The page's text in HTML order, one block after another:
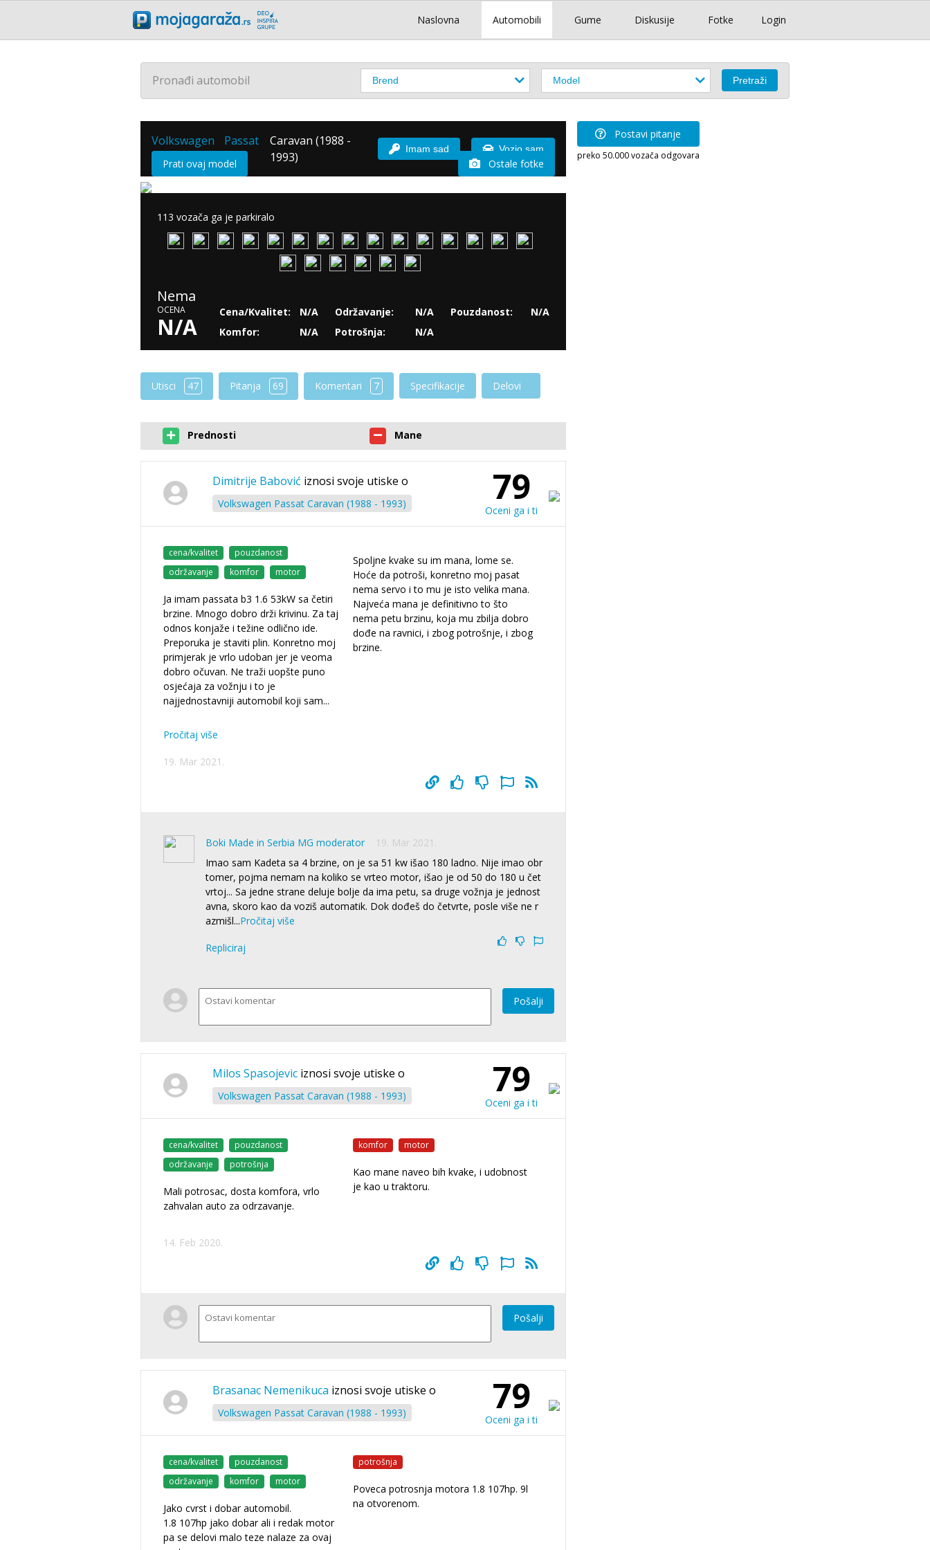
Login
Naslovna Automobili Gume Diskusije Fotke
Pronađi automobil
Volkswagen
Passat
/
Caravan (1988 -
1993)
Imam sad Vozio sam
Prati ovaj model Ostale fotke
113 vozača ga je parkiralo
Nema
OCENA
N/A
Cena/Kvalitet:
N/A
Komfor:
N/A
Održavanje:
N/A
Potrošnja:
N/A
Pouzdanost: N/A
Utisci 47 Pitanja 69 Komentari 7 Specifikacije Delovi
Prednosti Mane
Dimitrije Babović iznosi svoje utiske o
Volkswagen Passat Caravan (1988 - 1993) 79
Oceni ga i ti
cena/kvalitet
pouzdanost
održavanje
komfor motor
Ja imam passata b3 1.6 53kW sa četiri
brzine. Mnogo dobro drži krivinu. Za taj
odnos konjaže i težine odlično ide.
Preporuka je staviti plin. Konretno moj
primjerak je vrlo udoban jer je veoma
dobro očuvan. Ne traži uopšte puno
osjećaja za vožnju i to je
najjednostavniji automobil koji sam...
Spoljne kvake su im mana, lome se.
Hoće da potroši, konretno moj pasat
nema servo i to mu je isto velika mana.
Najveća mana je definitivno to što
nema petu brzinu, koja mu zbilja dobro
dođe na ravnici, i zbog potrošnje, i zbog
brzine.
Pročitaj više
19. Mar 2021.
Boki Made in Serbia MG moderator
19. Mar 2021.
Imao sam Kadeta sa 4 brzine, on je sa 51 kw išao 180 ladno. Nije imao obr
tomer, pojma nemam na koliko se vrteo motor, išao je od 50 do 180 u čet
vrtoj... Sa jedne strane deluje bolje da ima petu, sa druge vožnja je jednost
avna, skoro kao da voziš automatik. Dok dođeš do četvrte, posle više ne r
azmišl...Pročitaj više
Repliciraj
Pošalji
Milos Spasojevic iznosi svoje utiske o
Volkswagen Passat Caravan (1988 - 1993) 79
Oceni ga i ti
cena/kvalitet
pouzdanost
održavanje
potrošnja
Mali potrosac, dosta komfora, vrlo
zahvalan auto za odrzavanje.
komfor motor
Kao mane naveo bih kvake, i udobnost
je kao u traktoru.
14. Feb 2020.
Pošalji
Brasanac Nemenikuca iznosi svoje utiske o
Volkswagen Passat Caravan (1988 - 1993) 79
Oceni ga i ti
cena/kvalitet
pouzdanost
održavanje
komfor motor
Jako cvrst i dobar automobil.
1.8 107hp jako dobar ali i redak motor
pa se delovi malo teze nalaze za ovaj
potrošnja
Poveca potrosnja motora 1.8 107hp. 9l
na otvorenom.
Postavi pitanje
preko 50.000 vozača odgovara